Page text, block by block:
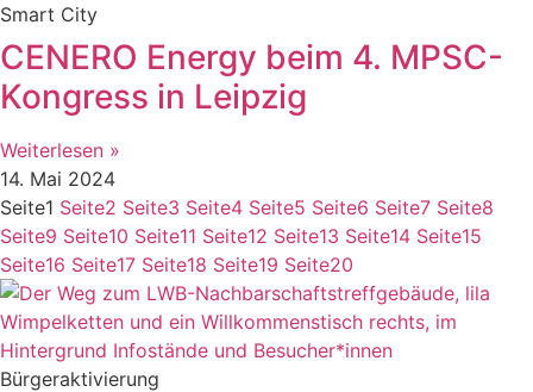
Smart City
CENERO Energy beim 4. MPSC-
Kongress in Leipzig
Weiterlesen »
14. Mai 2024
Seite1 Seite2 Seite3 Seite4 Seite5 Seite6 Seite7 Seite8
Seite9 Seite10 Seite11 Seite12 Seite13 Seite14 Seite15
Seite16 Seite17 Seite18 Seite19 Seite20
Bürgeraktivierung